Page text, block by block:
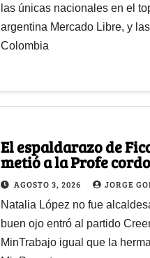
las únicas nacionales en el
argentina Mercado Libre, y
Colombia
El espaldarazo de
metió a la Profe
López en el gabinete
AGOSTO 3, 2026 JORGE
Natalia López no fue
buen ojo entró al partido
MinTrabajo igual que la